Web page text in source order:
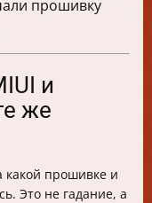
прошивку
и
же
какой прошивке и
Это не гадание, а